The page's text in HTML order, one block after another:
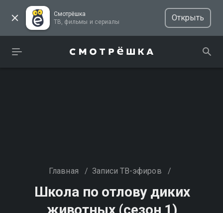
Смотрёшка
ТВ, фильмы и сериалы
Открыть
Главная / Записи ТВ-эфиров /
Школа по отлову диких